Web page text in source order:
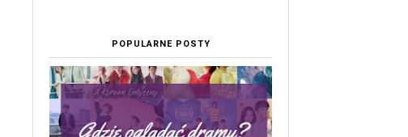
POPULARNE POSTY